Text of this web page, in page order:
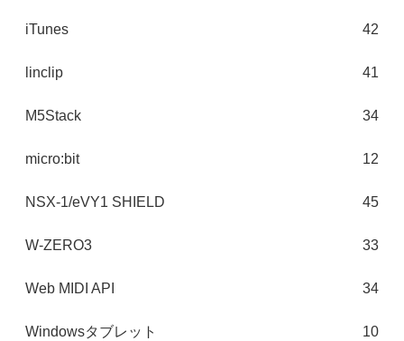
iTunes 42
linclip 41
M5Stack 34
micro:bit 12
NSX-1/eVY1 SHIELD 45
W-ZERO3 33
Web MIDI API 34
Windowsタブレット 10